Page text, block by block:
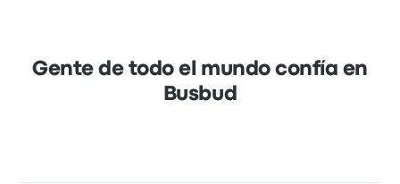
Gente de todo el mundo confía en
Busbud